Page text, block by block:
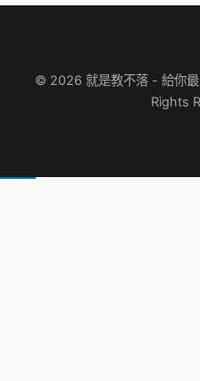
© 2026 就是教不落 - 給你
Rights